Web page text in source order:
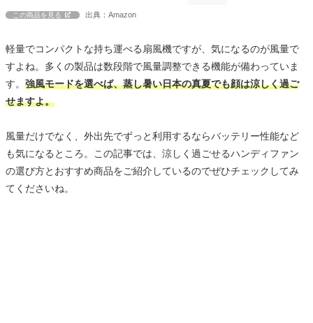
この商品を見る 出典：Amazon
軽量でコンパクトな持ち運べる扇風機ですが、気になるのが風量で
すよね。多くの製品は数段階で風量調整できる機能が備わっていま
す。 強風モードを選べば、蒸し暑い日本の真夏でも顔は涼しく過ご
せますよ。
風量だけでなく、外出先でずっと利用するならバッテリー性能など
も気になるところ。この記事では、涼しく過ごせるハンディファン
の選び方とおすすめ商品をご紹介しているのでぜひチェックしてみ
てくださいね。